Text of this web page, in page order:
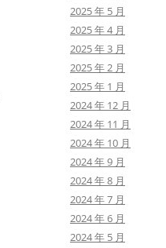
2025 年 5 月
2025 年 4 月
2025 年 3 月
2025 年 2 月
2025 年 1 月
2024 年 12 月
2024 年 11 月
2024 年 10 月
2024 年 9 月
2024 年 8 月
2024 年 7 月
2024 年 6 月
2024 年 5 月